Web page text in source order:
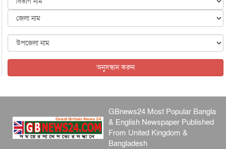
২ দিন পূর্বে
২ দিন পূর্বে
অনুসন্ধান করুন
GBnews24 Most Popular Bangla
& English Newspaper Published
From United Kingdom &
Bangladesh